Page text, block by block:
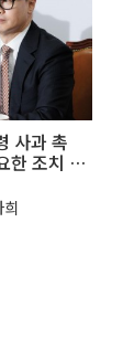
사과 촉
한 조치 해
희